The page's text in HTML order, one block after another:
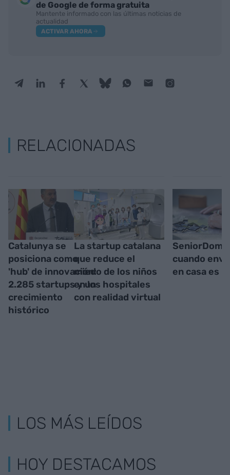
de Google de forma gratuita
Mantente informado con las últimas noticias de
actualidad
ACTIVAR AHORA
RELACIONADAS
Catalunya se
posiciona como
'hub' de innovación:
2.285 startups y un
crecimiento
histórico
La startup catalana
que reduce el
miedo de los niños
en los hospitales
con realidad virtual
cuando
en casa es
LOS MÁS LEÍDOS
HOY DESTACAMOS